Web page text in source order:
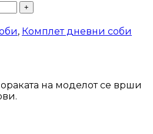
, Комплет дневни соби
на моделот се врши